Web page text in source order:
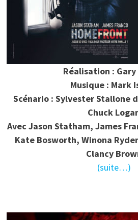
Réalisation :
Musique : Mark
Scénario : Sylvester Stallone
Chuck
Avec Jason Statham, James
Kate Bosworth, Winona
Clancy
(suite…)